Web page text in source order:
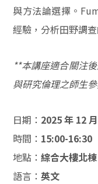
與方法論選擇。
經驗，分析田野調
**本講座適合關注
與研究倫理之師生
日期： 2025 年 12
時間： 15:00-16:30
地點：綜合大樓北
語言：英文